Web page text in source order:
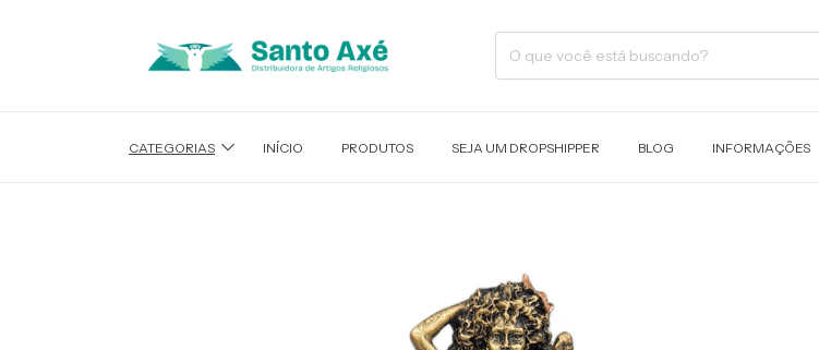
CATEGORIAS INÍCIO PRODUTOS SEJA UM DROPSHIPPER BLOG INFORMAÇÕES